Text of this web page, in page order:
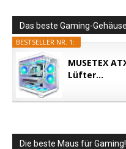
Das beste Gaming-
BESTSELLER NR. 1:
MUSETEX
Lüfter...
Die beste Maus für Gaming!